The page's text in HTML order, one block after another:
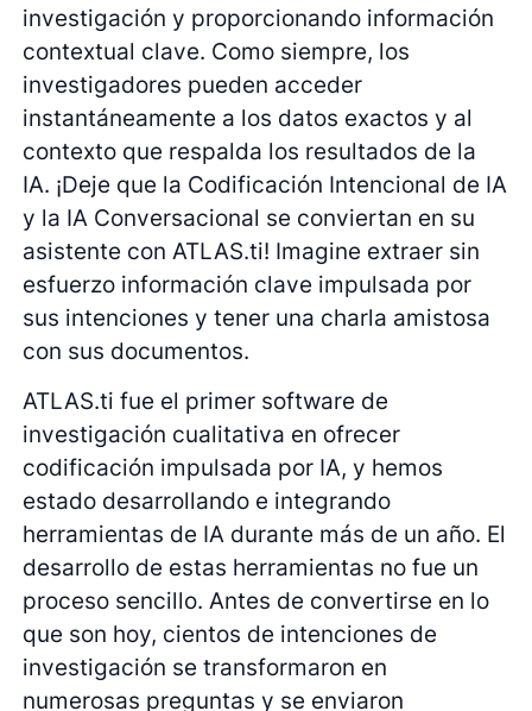
investigación y proporcionando información
contextual clave. Como siempre, los
investigadores pueden acceder
instantáneamente a los datos exactos y al
contexto que respalda los resultados de la
IA. ¡Deje que la Codificación Intencional de IA
y la IA Conversacional se conviertan en su
asistente con ATLAS.ti! Imagine extraer sin
esfuerzo información clave impulsada por
sus intenciones y tener una charla amistosa
con sus documentos.
ATLAS.ti fue el primer software de
investigación cualitativa en ofrecer
codificación impulsada por IA, y hemos
estado desarrollando e integrando
herramientas de IA durante más de un año. El
desarrollo de estas herramientas no fue un
proceso sencillo. Antes de convertirse en lo
que son hoy, cientos de intenciones de
investigación se transformaron en
numerosas preguntas y se enviaron